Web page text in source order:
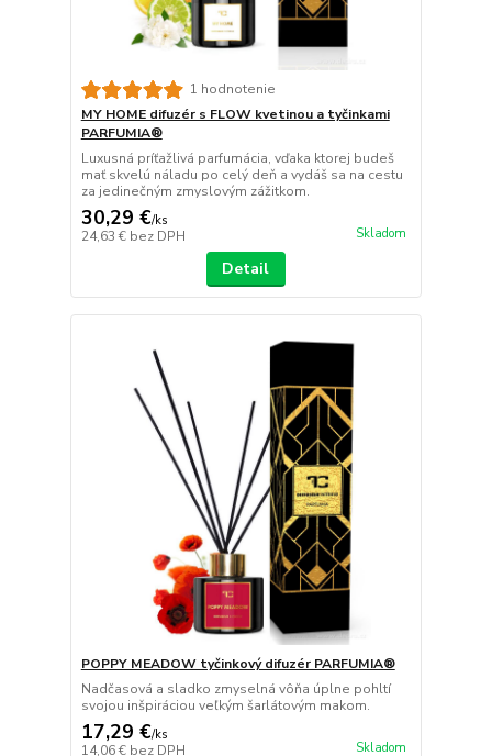
1 hodnotenie
MY HOME difuzér s FLOW kvetinou a tyčinkami
PARFUMIA®
Luxusná príťažlivá parfumácia, vďaka ktorej budeš
mať skvelú náladu po celý deň a vydáš sa na cestu
za jedinečným zmyslovým zážitkom.
30,29 €/ks
24,63 € bez DPH Skladom
Detail
POPPY MEADOW tyčinkový difuzér PARFUMIA®
Nadčasová a sladko zmyselná vôňa úplne pohltí
svojou inšpiráciou veľkým šarlátovým makom.
17,29 €/ks
14,06 € bez DPH Skladom